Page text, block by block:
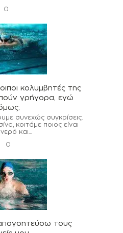
0
κολυμβητές της
γρήγορα, εγώ
συνεχώς συγκρίσεις.
κοιτάμε ποιος είναι
και...
0
τους